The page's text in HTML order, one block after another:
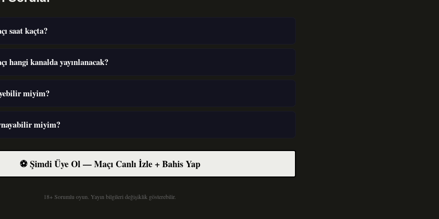
saat kaçta?
hangi kanalda yayınlanacak?
miyim?
miyim?
⚽ Şimdi Üye Ol — Maçı Canlı İzle + Bahis Yap
18+ Sorumlu oyun. Yayın bilgileri değişiklik gösterebilir.